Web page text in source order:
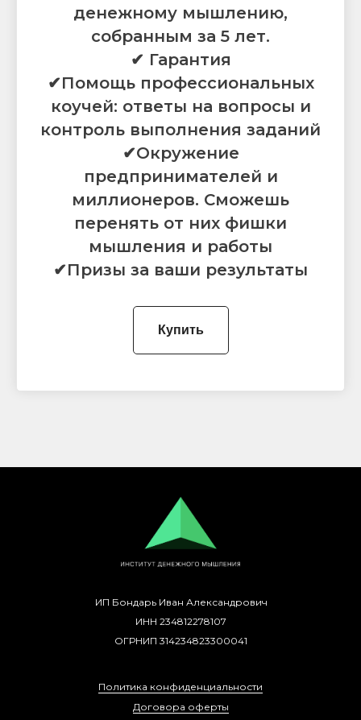
денежному мышлению,
собранным за 5 лет.
✔ Гарантия
✔Помощь профессиональных
коучей: ответы на вопросы и
контроль выполнения заданий
✔Окружение
предпринимателей и
миллионеров. Сможешь
перенять от них фишки
мышления и работы
✔Призы за ваши результаты
Купить
Договора оферты
Политика конфиденциальности
ИП Бондарь Иван Александрович
ИНН 234812278107
ОГРНИП 314234823300041